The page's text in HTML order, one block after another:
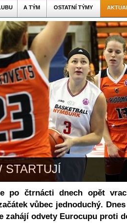
A TÝM OSTATNÍ TÝMY
STARTUJÍ
po čtrnácti dnech opět
vůbec jednoduchý.
zahájí odvety Eurocupu proti